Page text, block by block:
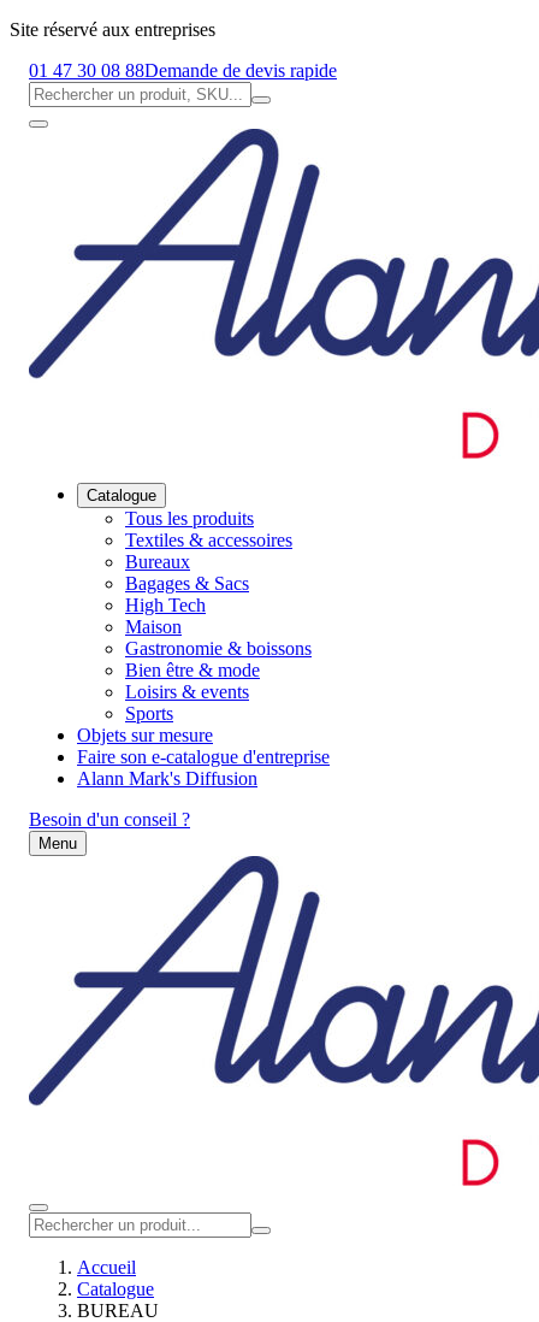
Site réservé aux entreprises
01 47 30 08 88Demande de devis rapide
Catalogue
Tous les produits
Textiles & accessoires
Bureaux
Bagages & Sacs
High Tech
Maison
Gastronomie & boissons
Bien être & mode
Loisirs & events
Sports
Objets sur mesure
Faire son e-catalogue d'entreprise
Alann Mark's Diffusion
Besoin d'un conseil ?
Menu
Accueil
Catalogue
BUREAU